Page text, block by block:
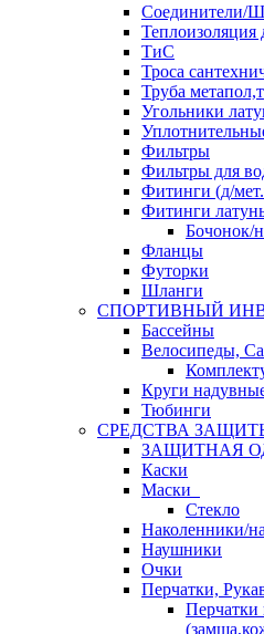
Соединители/
Теплоизоляция
ТиС
Троса
Труба
Угольники
Фильтры
Фильтры для
Фитинги (д/
Фитинги
Бочонок/
Фланцы
Футорки
Шланги
СПОРТИВНЫЙ
Бассейны
Велосипеды,
Круги
Тюбинги
СРЕДСТВА
ЗАЩИТНАЯ
Каски
Маски
Стекло
Наколенники/
Наушники
Очки
Перчатки,
Перчатки